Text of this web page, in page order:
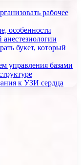
рабочее
особенности
букет, который
управления базами
к УЗИ сердца